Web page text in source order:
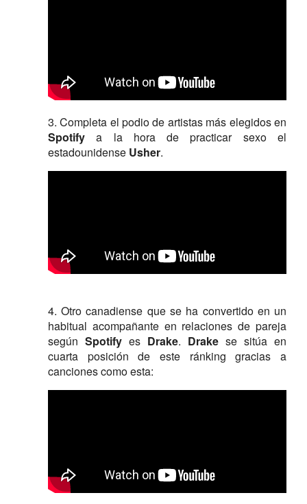
3. Completa el podio de artistas más elegidos en
Spotifya la hora de practicar sexo el
estadounidense Usher.
4. Otro canadiense que se ha convertido en un
habitual acompañante en relaciones de pareja
según Spotifyes Drake. Drakese sitúa en
cuarta posición de este ránking gracias a
canciones como esta: